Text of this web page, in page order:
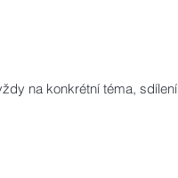
na konkrétní téma, sdílení